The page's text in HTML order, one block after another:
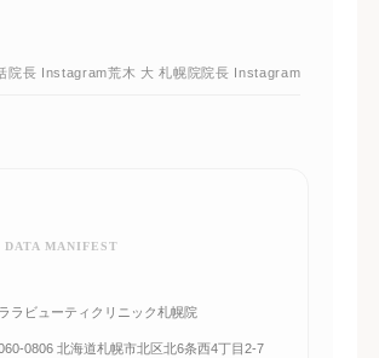
院長 Instagram荒木 大 札幌院院長 Instagram
MANIFEST
ラビューティクリニック札幌院
0806 北海道札幌市北区北6条西4丁目2-7